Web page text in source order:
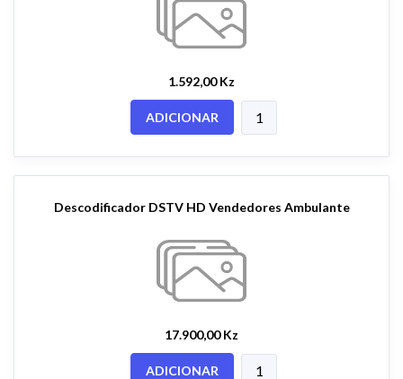
1.592,00 Kz
ADICIONAR
Descodificador DSTV HD Vendedores Ambulante
17.900,00 Kz
ADICIONAR